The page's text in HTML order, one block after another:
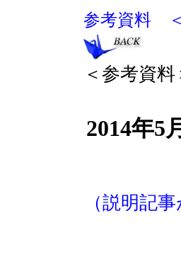
参考資料
＜参考資
2014年5
（説明記